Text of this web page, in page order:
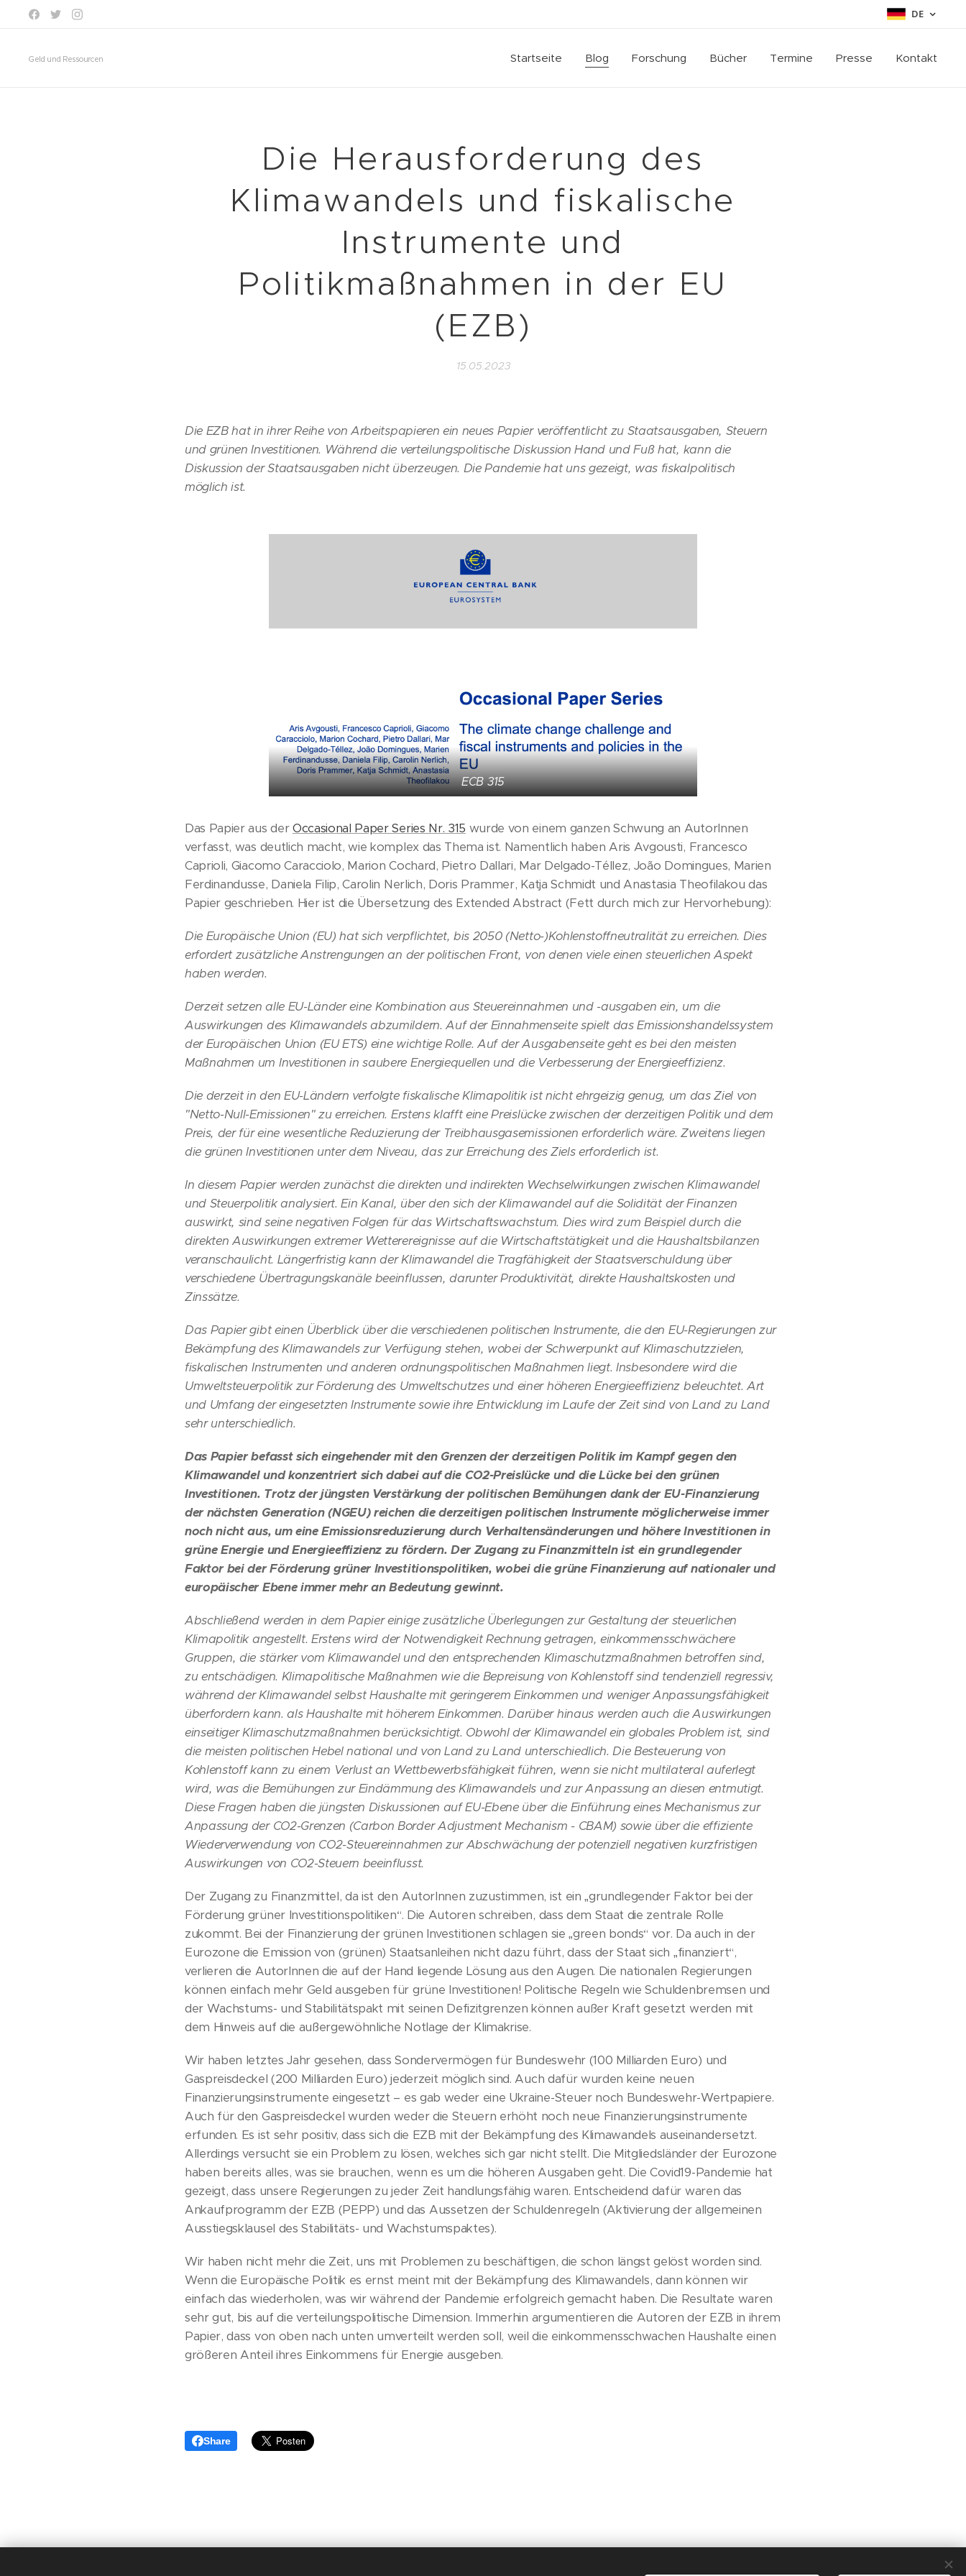
DE
Geld und Ressourcen Startseite Blog Forschung Bücher Termine Presse Kontakt
Die Herausforderung des
Klimawandels und fiskalische
Instrumente und
Politikmaßnahmen in der EU
(EZB)
15.05.2023
Die EZB hat in ihrer Reihe von Arbeitspapieren ein neues Papier veröffentlicht zu Staatsausgaben, Steuern
und grünen Investitionen. Während die verteilungspolitische Diskussion Hand und Fuß hat, kann die
Diskussion der Staatsausgaben nicht überzeugen. Die Pandemie hat uns gezeigt, was fiskalpolitisch
möglich ist.
ECB 315
Das Papier aus derOccasional Paper Series Nr. 315 wurde von einem ganzen Schwung an AutorInnen
verfasst, was deutlich macht, wie komplex das Thema ist. Namentlich haben Aris Avgousti, Francesco
Caprioli, Giacomo Caracciolo, Marion Cochard, Pietro Dallari, Mar Delgado-Téllez, João Domingues, Marien
Ferdinandusse, Daniela Filip, Carolin Nerlich, Doris Prammer, Katja Schmidt und Anastasia Theofilakou das
Papier geschrieben. Hier ist die Übersetzung des Extended Abstract (Fett durch mich zur Hervorhebung):
Die Europäische Union (EU) hat sich verpflichtet, bis 2050 (Netto-)Kohlenstoffneutralität zu erreichen. Dies
erfordert zusätzliche Anstrengungen an der politischen Front, von denen viele einen steuerlichen Aspekt
haben werden.
Derzeit setzen alle EU-Länder eine Kombination aus Steuereinnahmen und -ausgaben ein, um die
Auswirkungen des Klimawandels abzumildern. Auf der Einnahmenseite spielt das Emissionshandelssystem
der Europäischen Union (EU ETS) eine wichtige Rolle. Auf der Ausgabenseite geht es bei den meisten
Maßnahmen um Investitionen in saubere Energiequellen und die Verbesserung der Energieeffizienz.
Die derzeit in den EU-Ländern verfolgte fiskalische Klimapolitik ist nicht ehrgeizig genug, um das Ziel von
"Netto-Null-Emissionen" zu erreichen. Erstens klafft eine Preislücke zwischen der derzeitigen Politik und dem
Preis, der für eine wesentliche Reduzierung der Treibhausgasemissionen erforderlich wäre. Zweitens liegen
die grünen Investitionen unter dem Niveau, das zur Erreichung des Ziels erforderlich ist.
In diesem Papier werden zunächst die direkten und indirekten Wechselwirkungen zwischen Klimawandel
und Steuerpolitik analysiert. Ein Kanal, über den sich der Klimawandel auf die Solidität der Finanzen
auswirkt, sind seine negativen Folgen für das Wirtschaftswachstum. Dies wird zum Beispiel durch die
direkten Auswirkungen extremer Wetterereignisse auf die Wirtschaftstätigkeit und die Haushaltsbilanzen
veranschaulicht. Längerfristig kann der Klimawandel die Tragfähigkeit der Staatsverschuldung über
verschiedene Übertragungskanäle beeinflussen, darunter Produktivität, direkte Haushaltskosten und
Zinssätze.
Das Papier gibt einen Überblick über die verschiedenen politischen Instrumente, die den EU-Regierungen zur
Bekämpfung des Klimawandels zur Verfügung stehen, wobei der Schwerpunkt auf Klimaschutzzielen,
fiskalischen Instrumenten und anderen ordnungspolitischen Maßnahmen liegt. Insbesondere wird die
Umweltsteuerpolitik zur Förderung des Umweltschutzes und einer höheren Energieeffizienz beleuchtet. Art
und Umfang der eingesetzten Instrumente sowie ihre Entwicklung im Laufe der Zeit sind von Land zu Land
sehr unterschiedlich.
Das Papier befasst sich eingehender mit den Grenzen der derzeitigen Politik im Kampf gegen den
Klimawandel und konzentriert sich dabei auf die CO2-Preislücke und die Lücke bei den grünen
Investitionen. Trotz der jüngsten Verstärkung der politischen Bemühungen dank der EU-Finanzierung
der nächsten Generation (NGEU) reichen die derzeitigen politischen Instrumente möglicherweise immer
noch nicht aus, um eine Emissionsreduzierung durch Verhaltensänderungen und höhere Investitionen in
grüne Energie und Energieeffizienz zu fördern. Der Zugang zu Finanzmitteln ist ein grundlegender
Faktor bei der Förderung grüner Investitionspolitiken, wobei die grüne Finanzierung auf nationaler und
europäischer Ebene immer mehr an Bedeutung gewinnt.
Abschließend werden in dem Papier einige zusätzliche Überlegungen zur Gestaltung der steuerlichen
Klimapolitik angestellt. Erstens wird der Notwendigkeit Rechnung getragen, einkommensschwächere
Gruppen, die stärker vom Klimawandel und den entsprechenden Klimaschutzmaßnahmen betroffen sind,
zu entschädigen. Klimapolitische Maßnahmen wie die Bepreisung von Kohlenstoff sind tendenziell regressiv,
während der Klimawandel selbst Haushalte mit geringerem Einkommen und weniger Anpassungsfähigkeit
überfordern kann. als Haushalte mit höherem Einkommen. Darüber hinaus werden auch die Auswirkungen
einseitiger Klimaschutzmaßnahmen berücksichtigt. Obwohl der Klimawandel ein globales Problem ist, sind
die meisten politischen Hebel national und von Land zu Land unterschiedlich. Die Besteuerung von
Kohlenstoff kann zu einem Verlust an Wettbewerbsfähigkeit führen, wenn sie nicht multilateral auferlegt
wird, was die Bemühungen zur Eindämmung des Klimawandels und zur Anpassung an diesen entmutigt.
Diese Fragen haben die jüngsten Diskussionen auf EU-Ebene über die Einführung eines Mechanismus zur
Anpassung der CO2-Grenzen (Carbon Border Adjustment Mechanism - CBAM) sowie über die effiziente
Wiederverwendung von CO2-Steuereinnahmen zur Abschwächung der potenziell negativen kurzfristigen
Auswirkungen von CO2-Steuern beeinflusst.
Der Zugang zu Finanzmittel, da ist den AutorInnen zuzustimmen, ist ein „grundlegender Faktor bei der
Förderung grüner Investitionspolitiken“. Die Autoren schreiben, dass dem Staat die zentrale Rolle
zukommt. Bei der Finanzierung der grünen Investitionen schlagen sie „green bonds“ vor. Da auch in der
Eurozone die Emission von (grünen) Staatsanleihen nicht dazu führt, dass der Staat sich „finanziert“,
verlieren die AutorInnen die auf der Hand liegende Lösung aus den Augen. Die nationalen Regierungen
können einfach mehr Geld ausgeben für grüne Investitionen! Politische Regeln wie Schuldenbremsen und
der Wachstums- und Stabilitätspakt mit seinen Defizitgrenzen können außer Kraft gesetzt werden mit
dem Hinweis auf die außergewöhnliche Notlage der Klimakrise.
Wir haben letztes Jahr gesehen, dass Sondervermögen für Bundeswehr (100 Milliarden Euro) und
Gaspreisdeckel (200 Milliarden Euro) jederzeit möglich sind. Auch dafür wurden keine neuen
Finanzierungsinstrumente eingesetzt – es gab weder eine Ukraine-Steuer noch Bundeswehr-Wertpapiere.
Auch für den Gaspreisdeckel wurden weder die Steuern erhöht noch neue Finanzierungsinstrumente
erfunden. Es ist sehr positiv, dass sich die EZB mit der Bekämpfung des Klimawandels auseinandersetzt.
Allerdings versucht sie ein Problem zu lösen, welches sich gar nicht stellt. Die Mitgliedsländer der Eurozone
haben bereits alles, was sie brauchen, wenn es um die höheren Ausgaben geht. Die Covid19-Pandemie hat
gezeigt, dass unsere Regierungen zu jeder Zeit handlungsfähig waren. Entscheidend dafür waren das
Ankaufprogramm der EZB (PEPP) und das Aussetzen der Schuldenregeln (Aktivierung der allgemeinen
Ausstiegsklausel des Stabilitäts- und Wachstumspaktes).
Wir haben nicht mehr die Zeit, uns mit Problemen zu beschäftigen, die schon längst gelöst worden sind.
Wenn die Europäische Politik es ernst meint mit der Bekämpfung des Klimawandels, dann können wir
einfach das wiederholen, was wir während der Pandemie erfolgreich gemacht haben. Die Resultate waren
sehr gut, bis auf die verteilungspolitische Dimension. Immerhin argumentieren die Autoren der EZB in ihrem
Papier, dass von oben nach unten umverteilt werden soll, weil die einkommensschwachen Haushalte einen
größeren Anteil ihres Einkommens für Energie ausgeben.
Share